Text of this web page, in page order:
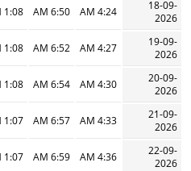
18-09-
2026
4:24 AM
6:50 AM
1:08 PM
19-09-
2026
4:27 AM
6:52 AM
1:08 PM
20-09-
2026
4:30 AM
6:54 AM
1:08 PM
21-09-
2026
4:33 AM
6:57 AM
1:07 PM
22-09-
2026
4:36 AM
6:59 AM
1:07 PM